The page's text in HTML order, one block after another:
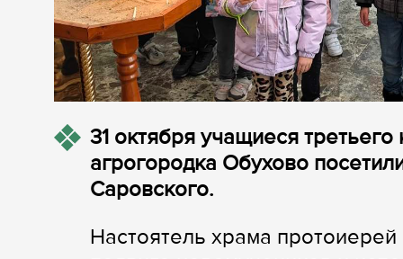
31 октября учащиеся
агрогородка Обухово
Саровского.
Настоятель храма